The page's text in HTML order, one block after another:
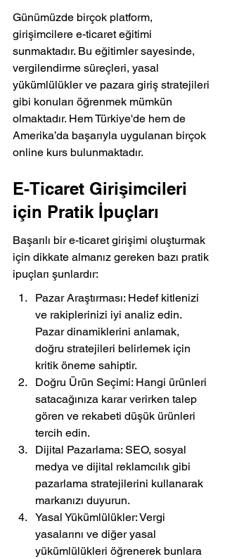
Günümüzde birçok platform,
girişimcilere e-ticaret eğitimi
sunmaktadır. Bu eğitimler sayesinde,
vergilendirme süreçleri, yasal
yükümlülükler ve pazara giriş stratejileri
gibi konuları öğrenmek mümkün
olmaktadır. Hem Türkiye'de hem de
Amerika’da başarıyla uygulanan birçok
online kurs bulunmaktadır.
E-Ticaret Girişimcileri
için Pratik İpuçları
Başarılı bir e-ticaret girişimi oluşturmak
için dikkate almanız gereken bazı pratik
ipuçları şunlardır:
Pazar Araştırması: Hedef kitlenizi
ve rakiplerinizi iyi analiz edin.
Pazar dinamiklerini anlamak,
doğru stratejileri belirlemek için
kritik öneme sahiptir.
Doğru Ürün Seçimi: Hangi ürünleri
satacağınıza karar verirken talep
gören ve rekabeti düşük ürünleri
tercih edin.
Dijital Pazarlama: SEO, sosyal
medya ve dijital reklamcılık gibi
pazarlama stratejilerini kullanarak
markanızı duyurun.
Yasal Yükümlülükler: Vergi
yasalarını ve diğer yasal
yükümlülükleri öğrenerek bunlara